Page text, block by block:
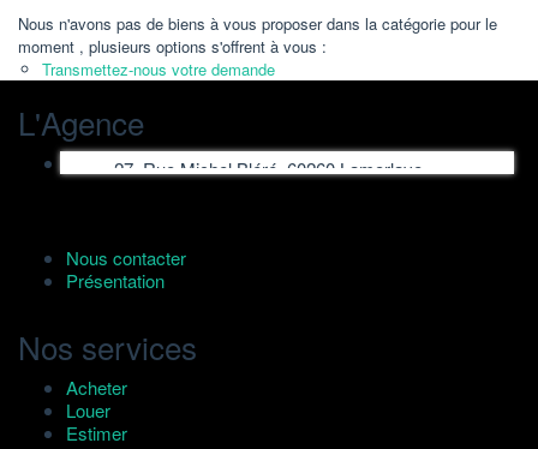
Nous n'avons pas de biens à vous proposer dans la catégorie pour le
moment , plusieurs options s'offrent à vous :
Transmettez-nous votre demande
L'Agence
27, Rue Michel Bléré, 60260 Lamorlaye
Nous contacter
Présentation
Nos services
Acheter
Louer
Estimer